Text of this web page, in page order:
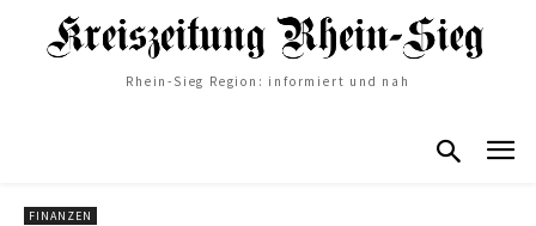
Rhein-Sieg Region: informiert und nah
FINANZEN